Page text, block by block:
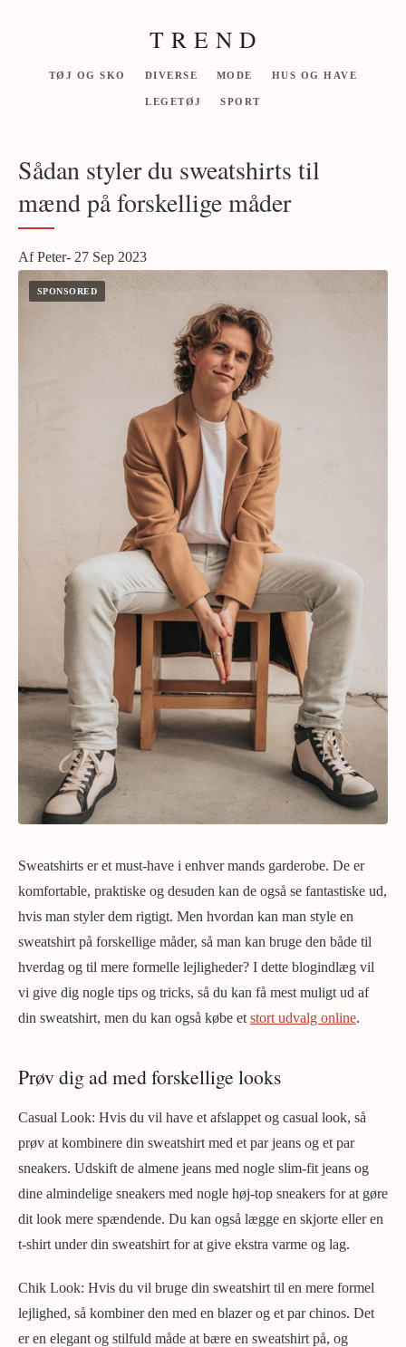
T R E N D
TØJ OG SKO DIVERSE MODE HUS OG HAVE
LEGETØJ SPORT
Sådan styler du sweatshirts til
mænd på forskellige måder
Af Peter- 27 Sep 2023
Sweatshirts er et must-have i enhver mands garderobe. De er
komfortable, praktiske og desuden kan de også se fantastiske ud,
hvis man styler dem rigtigt. Men hvordan kan man style en
sweatshirt på forskellige måder, så man kan bruge den både til
hverdag og til mere formelle lejligheder? I dette blogindlæg vil
vi give dig nogle tips og tricks, så du kan få mest muligt ud af
din sweatshirt, men du kan også købe et stort udvalg online.
Prøv dig ad med forskellige looks
Casual Look: Hvis du vil have et afslappet og casual look, så
prøv at kombinere din sweatshirt med et par jeans og et par
sneakers. Udskift de almene jeans med nogle slim-fit jeans og
dine almindelige sneakers med nogle høj-top sneakers for at gøre
dit look mere spændende. Du kan også lægge en skjorte eller en
t-shirt under din sweatshirt for at give ekstra varme og lag.
Chik Look: Hvis du vil bruge din sweatshirt til en mere formel
lejlighed, så kombiner den med en blazer og et par chinos. Det
er en elegant og stilfuld måde at bære en sweatshirt på, og